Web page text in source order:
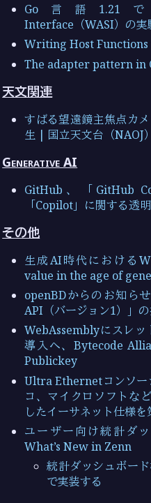
Go言語1.21で、
Interface（WASI）の
Writing Host
The adapter pattern
天文関連
すばる望遠鏡主焦点カ
生 | 国立天文台（NAOJ）
Generative AI
GitHub、「GitHub
「Copilot」に関する透
その他
生成AI時代における
value in the age of
openBDからのお知ら
API（バージョン1）」
WebAssemblyにスレ
導入へ、Bytecode
Publickey
Ultra Ethernetコンソー
コ、マイクロソフトな
したイーサネット仕様
ユーザー向け統計ダ
What’s New in Zenn
統計ダッシュボー
で実装する